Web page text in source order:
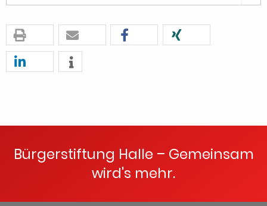
Bürgerstiftung Halle – Gemeinsam
wird's mehr.